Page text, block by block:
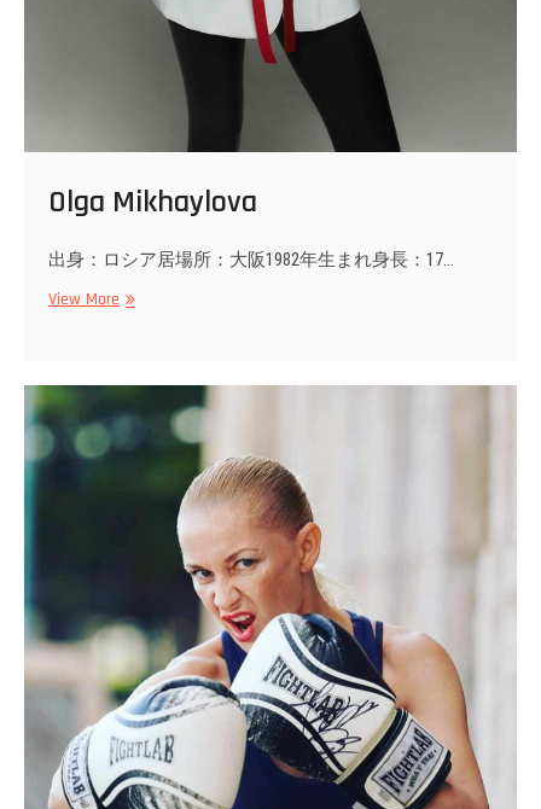
Olga Mikhaylova
出身：ロシア居場所：大阪1982年生まれ身長：17…
View More Olga